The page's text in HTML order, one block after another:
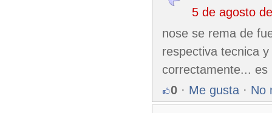
5 de agosto
nose se rema de
respectiva tecnica
correctamente...
0 · Me gusta · No